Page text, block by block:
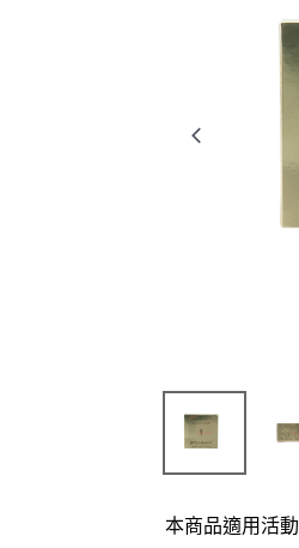
本商品適用活動